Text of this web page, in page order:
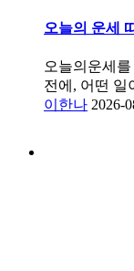
오늘의 운세
오늘의운세
전에, 어떤 일
이한나 2026-